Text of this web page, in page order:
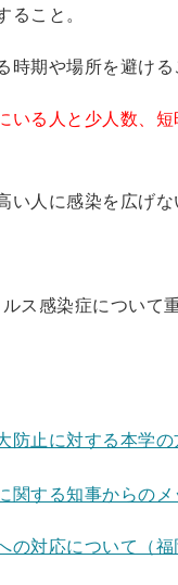
こと。
期や場所を避ける
いる人と少人数、
人に感染を広げ
ス感染症について
止に対する本学の
する知事からのメ
対応について（福